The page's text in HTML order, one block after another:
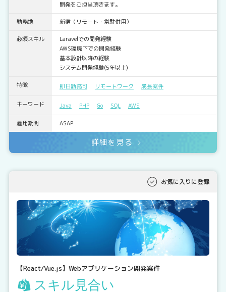
開発をご担当頂きます。
勤務地 新宿（リモート・常駐併用）
必須スキル
Laravelでの開発経験
AWS環境下での開発経験
基本設計以降の経験
システム開発経験(5年以上)
特徴 即日勤務可 リモートワーク 成長案件
キーワード Java PHP Go SQL AWS
雇用期間 ASAP
詳細を見る
お気に入りに登録
【React/Vue.js】Webアプリケーション開発案件
スキル見合い